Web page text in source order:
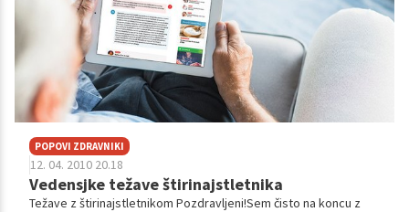
POPOVI ZDRAVNIKI
12. 04. 2010 20.18
Vedensjke težave štirinajstletnika
Težave z štirinajstletnikom Pozdravljeni!Sem čisto na koncu z